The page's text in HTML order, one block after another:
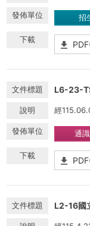
招
L6-23-
經
通
L2-16國